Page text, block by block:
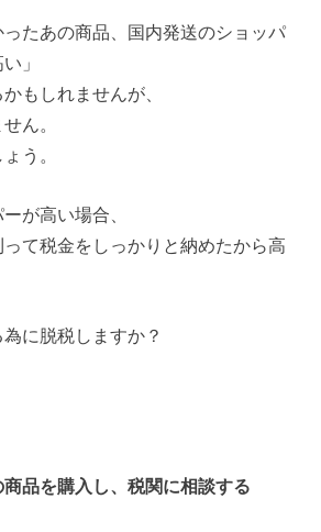
ったあの商品、国内発送のショッパ
」
もしれませんが、
ん。
う。
が高い場合、
て税金をしっかりと納めたから高
に脱税しますか？
品を購入し、税関に相談する